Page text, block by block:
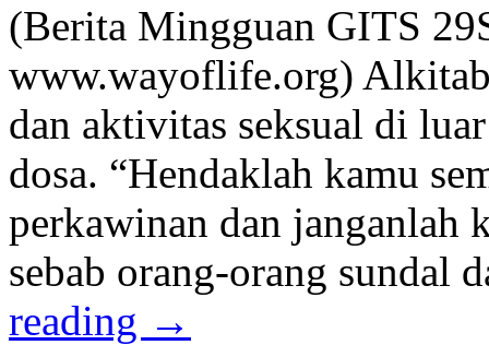
(Berita Mingguan GITS
www.wayoflife.org)
dan aktivitas seksual di
dosa. “Hendaklah kamu
perkawinan dan janganlah
sebab orang-orang sundal
reading →